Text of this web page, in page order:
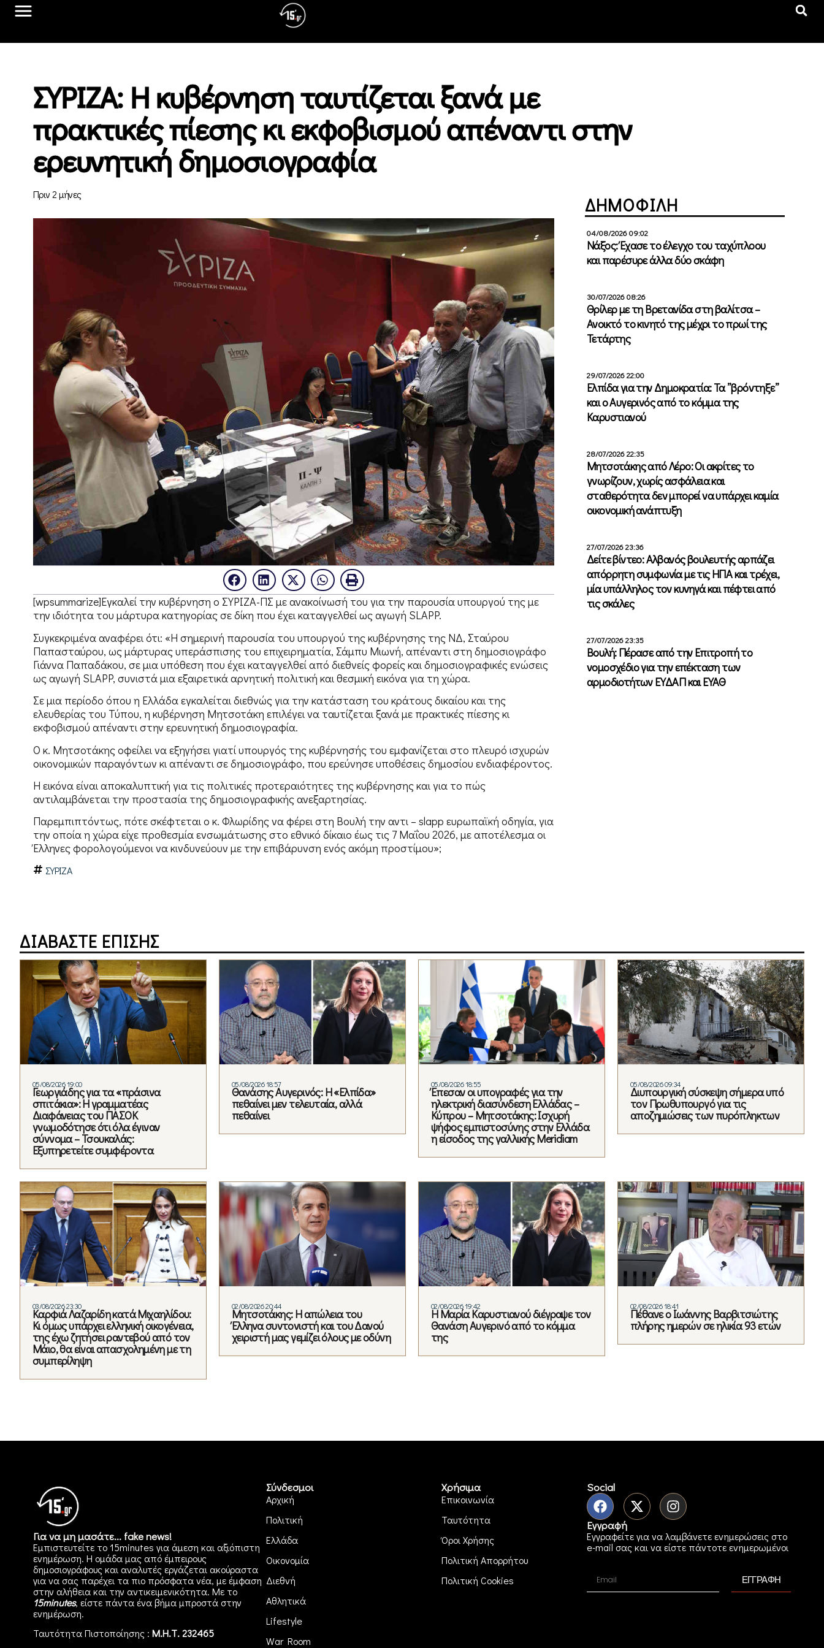
ΣΥΡΙΖΑ: Η κυβέρνηση ταυτίζεται ξανά με
πρακτικές πίεσης κι εκφοβισμού απέναντι στην
ερευνητική δημοσιογραφία
Πριν 2 μήνες
[wpsummarize]Εγκαλεί την κυβέρνηση ο ΣΥΡΙΖΑ-ΠΣ με ανακοίνωσή του για την παρουσία υπουργού της με
την ιδιότητα του μάρτυρα κατηγορίας σε δίκη που έχει καταγγελθεί ως αγωγή SLAPP.
Συγκεκριμένα αναφέρει ότι: «Η σημερινή παρουσία του υπουργού της κυβέρνησης της ΝΔ, Σταύρου
Παπασταύρου, ως μάρτυρας υπεράσπισης του επιχειρηματία, Σάμπυ Μιωνή, απέναντι στη δημοσιογράφο
Γιάννα Παπαδάκου, σε μια υπόθεση που έχει καταγγελθεί από διεθνείς φορείς και δημοσιογραφικές ενώσεις
ως αγωγή SLAPP, συνιστά μια εξαιρετικά αρνητική πολιτική και θεσμική εικόνα για τη χώρα.
Σε μια περίοδο όπου η Ελλάδα εγκαλείται διεθνώς για την κατάσταση του κράτους δικαίου και της
ελευθερίας του Τύπου, η κυβέρνηση Μητσοτάκη επιλέγει να ταυτίζεται ξανά με πρακτικές πίεσης κι
εκφοβισμού απέναντι στην ερευνητική δημοσιογραφία.
Ο κ. Μητσοτάκης οφείλει να εξηγήσει γιατί υπουργός της κυβέρνησής του εμφανίζεται στο πλευρό ισχυρών
οικονομικών παραγόντων κι απέναντι σε δημοσιογράφο, που ερεύνησε υποθέσεις δημοσίου ενδιαφέροντος.
Η εικόνα είναι αποκαλυπτική για τις πολιτικές προτεραιότητες της κυβέρνησης και για το πώς
αντιλαμβάνεται την προστασία της δημοσιογραφικής ανεξαρτησίας.
Παρεμπιπτόντως, πότε σκέφτεται ο κ. Φλωρίδης να φέρει στη Βουλή την αντι – slapp ευρωπαϊκή οδηγία, για
την οποία η χώρα είχε προθεσμία ενσωμάτωσης στο εθνικό δίκαιο έως τις 7 Μαΐου 2026, με αποτέλεσμα οι
Έλληνες φορολογούμενοι να κινδυνεύουν με την επιβάρυνση ενός ακόμη προστίμου»;
ΣΥΡΙΖΑ
ΔΗΜΟΦΙΛΗ
04/08/2026 09:02
Νάξος: Έχασε το έλεγχο του ταχύπλοου
και παρέσυρε άλλα δύο σκάφη
30/07/2026 08:26
Θρίλερ με τη Βρετανίδα στη βαλίτσα –
Ανοικτό το κινητό της μέχρι το πρωί της
Τετάρτης
29/07/2026 22:00
Ελπίδα για την Δημοκρατία: Τα ”βρόντηξε”
και ο Αυγερινός από το κόμμα της
Καρυστιανού
28/07/2026 22:35
Μητσοτάκης από Λέρο: Οι ακρίτες το
γνωρίζουν, χωρίς ασφάλεια και
σταθερότητα δεν μπορεί να υπάρχει καμία
οικονομική ανάπτυξη
27/07/2026 23:36
Δείτε βίντεο: Αλβανός βουλευτής αρπάζει
απόρρητη συμφωνία με τις ΗΠΑ και τρέχει,
μία υπάλληλος τον κυνηγά και πέφτει από
τις σκάλες
27/07/2026 23:35
Βουλή: Πέρασε από την Επιτροπή το
νομοσχέδιο για την επέκταση των
αρμοδιοτήτων ΕΥΔΑΠ και ΕΥΑΘ
ΔΙΑΒΑΣΤΕ ΕΠΙΣΗΣ
05/08/2026 19:00
Γεωργιάδης για τα «πράσινα
σπιτάκια»: Η γραμματέας
Διαφάνειας του ΠΑΣΟΚ
γνωμοδότησε ότι όλα έγιναν
σύννομα – Τσουκαλάς:
Εξυπηρετείτε συμφέροντα
05/08/2026 18:57
Θανάσης Αυγερινός: Η «Ελπίδα»
πεθαίνει μεν τελευταία, αλλά
πεθαίνει
05/08/2026 18:55
Έπεσαν οι υπογραφές για την
ηλεκτρική διασύνδεση Ελλάδας –
Κύπρου – Μητσοτάκης: Ισχυρή
ψήφος εμπιστοσύνης στην Ελλάδα
η είσοδος της γαλλικής Meridiam
05/08/2026 09:34
Διυπουργική σύσκεψη σήμερα υπό
τον Πρωθυπουργό για τις
αποζημιώσεις των πυρόπληκτων
03/08/2026 23:30
Καρφιά Λαζαρίδη κατά Μιχαηλίδου:
Κι όμως υπάρχει ελληνική οικογένεια,
της έχω ζητήσει ραντεβού από τον
Μάιο, θα είναι απασχολημένη με τη
συμπερίληψη
02/08/2026 20:44
Μητσοτάκης: Η απώλεια του
Έλληνα συντονιστή και του Δανού
χειριστή μας γεμίζει όλους με οδύνη
02/08/2026 19:42
Η Μαρία Καρυστιανού διέγραψε τον
Θανάση Αυγερινό από το κόμμα
της
02/08/2026 18:41
Πέθανε ο Ιωάννης Βαρβιτσιώτης
πλήρης ημερών σε ηλικία 93 ετών
Για να μη μασάτε... fake news!
Εμπιστευτείτε το 15minutes για άμεση και αξιόπιστη
ενημέρωση. Η ομάδα μας από έμπειρους
δημοσιογράφους και αναλυτές εργάζεται ακούραστα
για να σας παρέχει τα πιο πρόσφατα νέα, με έμφαση
στην αλήθεια και την αντικειμενικότητα. Με το
15minutes, είστε πάντα ένα βήμα μπροστά στην
ενημέρωση.
Ταυτότητα Πιστοποίησης : Μ.Η.Τ. 232465
Σύνδεσμοι
Αρχική
Πολιτική
Ελλάδα
Οικονομία
Διεθνή
Αθλητικά
Lifestyle
War Room
Χρήσιμα
Επικοινωνία
Ταυτότητα
Όροι Χρήσης
Πολιτική Απορρήτου
Πολιτική Cookies
Social
Εγγραφή
Εγγραφείτε για να λαμβάνετε ενημερώσεις στο
e-mail σας και να είστε πάντοτε ενημερωμένοι
ΕΓΓΡΑΦΗ